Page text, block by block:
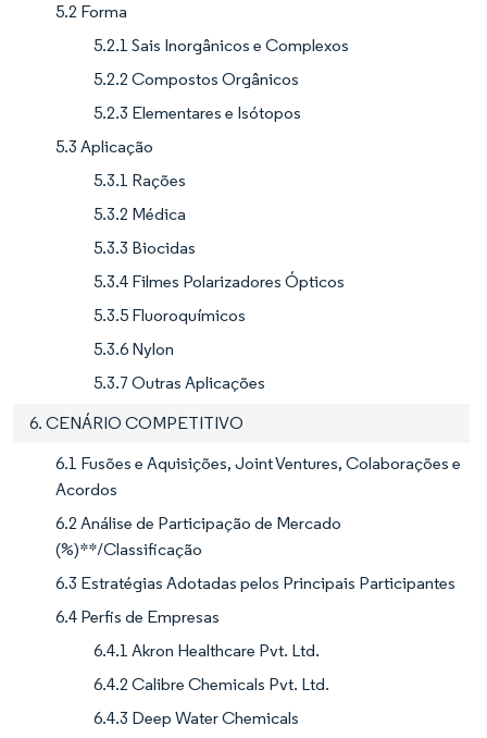
5.2 Forma
5.2.1 Sais Inorgânicos e Complexos
5.2.2 Compostos Orgânicos
5.2.3 Elementares e Isótopos
5.3 Aplicação
5.3.1 Rações
5.3.2 Médica
5.3.3 Biocidas
5.3.4 Filmes Polarizadores Ópticos
5.3.5 Fluoroquímicos
5.3.6 Nylon
5.3.7 Outras Aplicações
6. CENÁRIO COMPETITIVO
6.1 Fusões e Aquisições, Joint Ventures, Colaborações e
Acordos
6.2 Análise de Participação de Mercado
(%)**/Classificação
6.3 Estratégias Adotadas pelos Principais Participantes
6.4 Perfis de Empresas
6.4.1 Akron Healthcare Pvt. Ltd.
6.4.2 Calibre Chemicals Pvt. Ltd.
6.4.3 Deep Water Chemicals